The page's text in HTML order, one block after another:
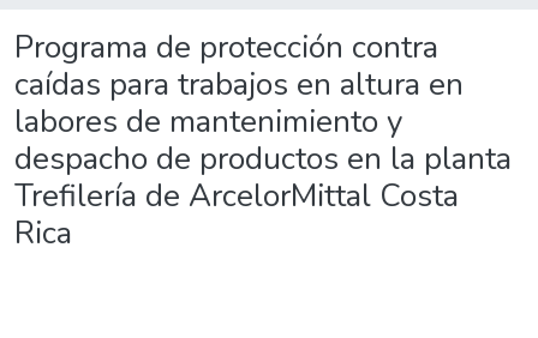
Programa de protección contra
caídas para trabajos en altura en
labores de mantenimiento y
despacho de productos en la planta
Trefilería de ArcelorMittal Costa
Rica